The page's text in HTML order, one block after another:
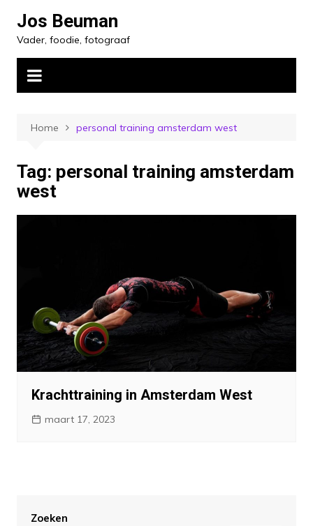
naar
inhoud
Jos Beuman
Vader, foodie, fotograaf
Home personal training amsterdam west
Tag: personal training amsterdam
west
Krachttraining in Amsterdam West
maart 17, 2023
Zoeken